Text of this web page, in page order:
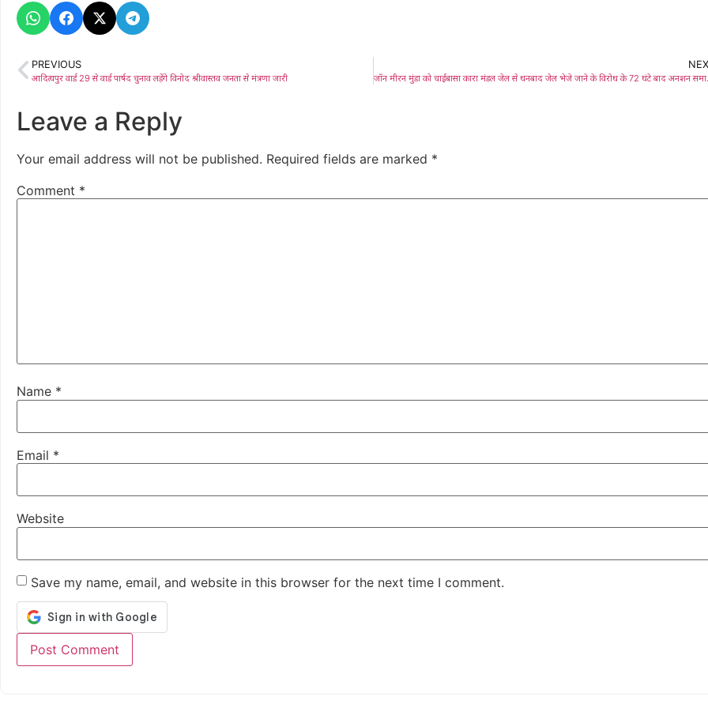
PREVIOUS
आदित्यपुर वार्ड 29 से वार्ड पार्षद चुनाव लड़ेंगे विनोद श्रीवास्तव जनता से मंत्रणा जारी जॉन मीरन मुंडा को
Leave a Reply
Your email address will not be published. Required fields are marked *
Comment *
Name *
Email *
Website
Save my name, email, and website in this browser for the next time I comment.